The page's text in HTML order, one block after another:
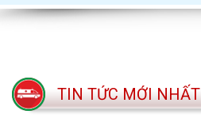
TIN TỨC MỚI NHẤT